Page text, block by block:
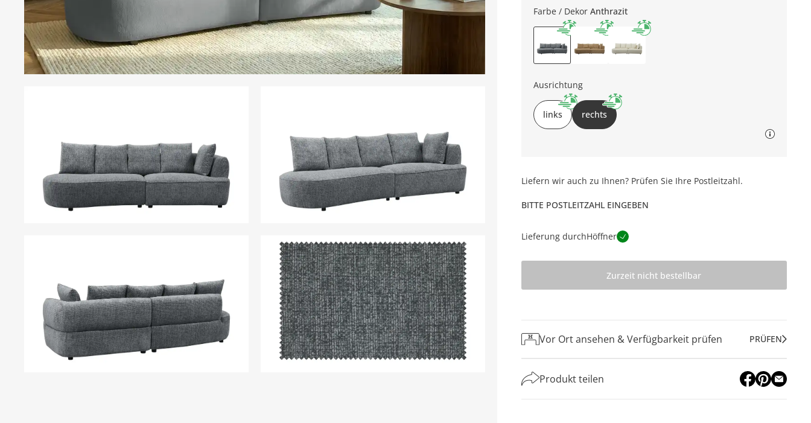
Farbe / Dekor Anthrazit
Ausrichtung
links rechts
Liefern wir auch zu Ihnen? Prüfen Sie Ihre Postleitzahl.
BITTE POSTLEITZAHL EINGEBEN
Lieferung durchHöffner
Zurzeit nicht bestellbar
Vor Ort ansehen & Verfügbarkeit prüfen PRÜFEN
Produkt teilen